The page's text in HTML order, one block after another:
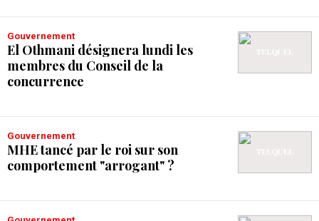
Gouvernement
El Othmani désignera lundi les
membres du Conseil de la
concurrence
Gouvernement
MHE tancé par le roi sur son
comportement "arrogant" ?